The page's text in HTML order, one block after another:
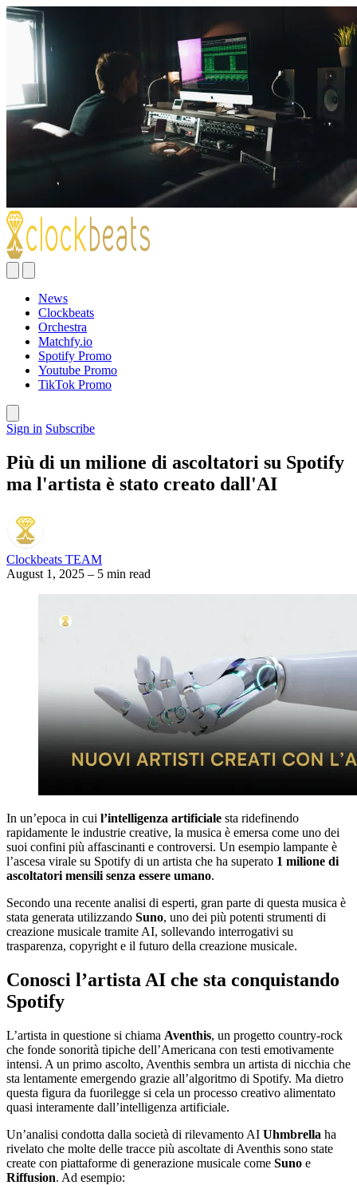
News
Clockbeats
Orchestra
Matchfy.io
Spotify Promo
Youtube Promo
TikTok Promo
Sign in Subscribe
Più di un milione di ascoltatori su Spotify
ma l'artista è stato creato dall'AI
Clockbeats TEAM
August 1, 2025 – 5 min read
In un’epoca in cui l’intelligenza artificiale sta ridefinendo
rapidamente le industrie creative, la musica è emersa come uno dei
suoi confini più affascinanti e controversi. Un esempio lampante è
l’ascesa virale su Spotify di un artista che ha superato 1 milione di
ascoltatori mensili senza essere umano.
Secondo una recente analisi di esperti, gran parte di questa musica è
stata generata utilizzando Suno, uno dei più potenti strumenti di
creazione musicale tramite AI, sollevando interrogativi su
trasparenza, copyright e il futuro della creazione musicale.
Conosci l’artista AI che sta conquistando
Spotify
L’artista in questione si chiama Aventhis, un progetto country-rock
che fonde sonorità tipiche dell’Americana con testi emotivamente
intensi. A un primo ascolto, Aventhis sembra un artista di nicchia che
sta lentamente emergendo grazie all’algoritmo di Spotify. Ma dietro
questa figura da fuorilegge si cela un processo creativo alimentato
quasi interamente dall’intelligenza artificiale.
Un’analisi condotta dalla società di rilevamento AI Uhmbrella ha
rivelato che molte delle tracce più ascoltate di Aventhis sono state
create con piattaforme di generazione musicale come Suno e
Riffusion. Ad esempio: